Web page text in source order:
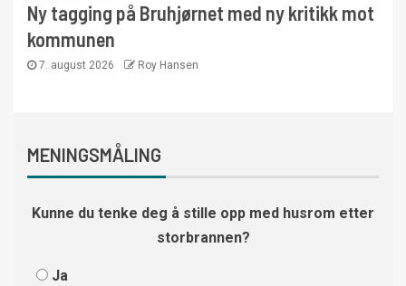
Ny tagging på Bruhjørnet med ny kritikk mot
kommunen
7. august 2026 Roy Hansen
MENINGSMÅLING
Kunne du tenke deg å stille opp med husrom etter
storbrannen?
Ja